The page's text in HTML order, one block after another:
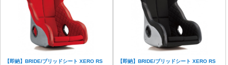
【即納】BRIDE/ブリッドシート XERO RS
【即納】BRIDE/ブリッドシート XERO RS